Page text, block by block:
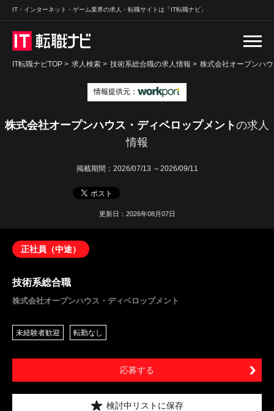
IT・インターネット・ゲーム業界の求人・転職サイトは「IT転職ナビ」
IT転職ナビTOP > 求人検索 > 技術系総合職の求人情報 > 株式会社オープンハ
情報提供元：
株式会社オープンハウス・ディベロップメントの求人
情報
掲載期間： 2026/07/13 ～2026/09/11
更新日：2026年08月07日
正社員（中途）
技術系総合職
株式会社オープンハウス・ディベロップメント
未経験者歓迎 転勤なし
応募する
検討中リストに保存